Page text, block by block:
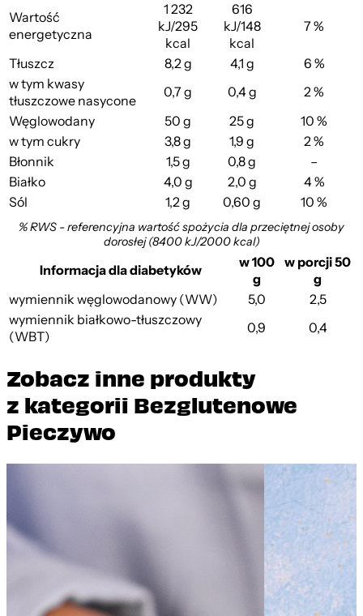
Wartość
energetyczna
1 232
kJ/295
kcal
616
kJ/148
kcal
7 %
Tłuszcz 8,2 g 4,1 g
6 %
w tym kwasy
tłuszczowe nasycone
0,7 g 0,4 g
2 %
Węglowodany
50 g 25 g
10 %
w tym cukry
3,8 g 1,9 g
2 %
Błonnik
1,5 g 0,8 g
–
Białko
4,0 g 2,0 g
4 %
Sól
1,2 g 0,60 g 10 %
% RWS - referencyjna wartość spożycia dla przeciętnej osoby
dorosłej (8400 kJ/2000 kcal)
Informacja dla diabetyków
w 100
g
w porcji 50
g
wymiennik węglowodanowy (WW)
5,0
2,5
wymiennik białkowo-tłuszczowy
(WBT)
0,9 0,4
Zobacz inne produkty
z kategorii Bezglutenowe
Pieczywo